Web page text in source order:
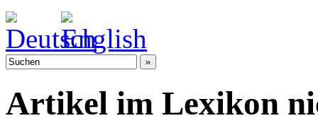
Artikel im Lexikon